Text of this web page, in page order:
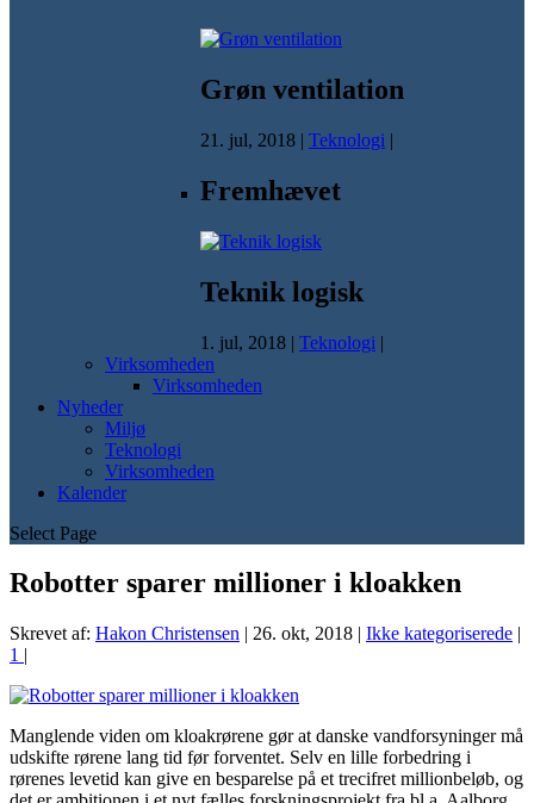
Grøn ventilation
21. jul, 2018 | Teknologi |
Fremhævet
Teknik logisk
1. jul, 2018 | Teknologi |
Virksomheden
Virksomheden
Nyheder
Miljø
Teknologi
Virksomheden
Kalender
Select Page
Robotter sparer millioner i kloakken
Skrevet af: Hakon Christensen | 26. okt, 2018 | Ikke kategoriserede |
1 |
Manglende viden om kloakrørene gør at danske vandforsyninger må
udskifte rørene lang tid før forventet. Selv en lille forbedring i
rørenes levetid kan give en besparelse på et trecifret millionbeløb, og